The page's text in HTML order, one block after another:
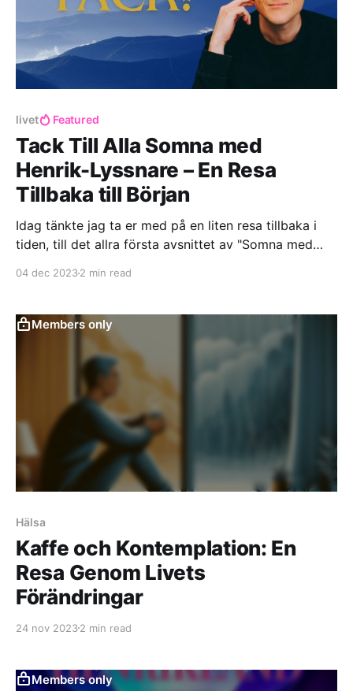
livet Featured
Tack Till Alla Somna med
Henrik-Lyssnare – En Resa
Tillbaka till Början
Idag tänkte jag ta er med på en liten resa tillbaka i
tiden, till det allra första avsnittet av "Somna med
04 dec 20232 min read
Members only
Hälsa
Kaffe och Kontemplation: En
Resa Genom Livets
Förändringar
24 nov 20232 min read
Members only